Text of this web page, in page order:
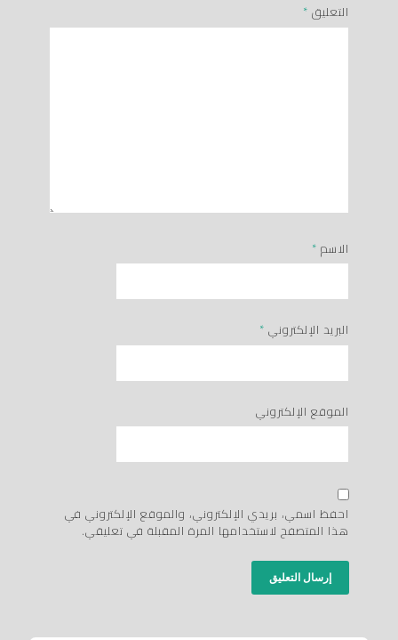
التعليق *
الاسم *
البريد الإلكتروني *
الموقع الإلكتروني
احفظ اسمي، بريدي الإلكتروني، والموقع الإلكتروني في
هذا المتصفح لاستخدامها المرة المقبلة في تعليقي.